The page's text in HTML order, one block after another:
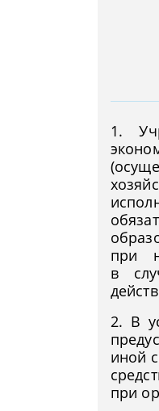
1.
при
в
2. В
иной
при